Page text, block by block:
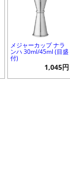
メジャーカップ ナラ
ンハ 30ml/45ml (目盛
付)
1,045円